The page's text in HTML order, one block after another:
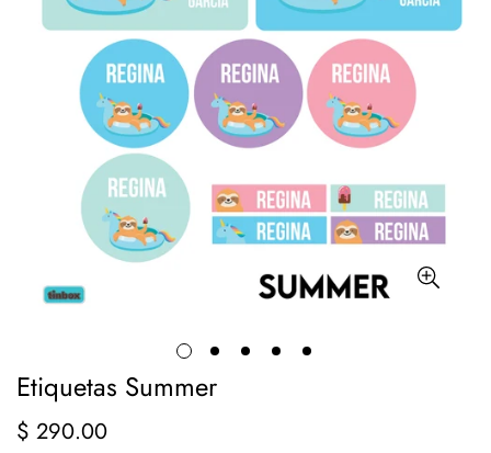
Etiquetas Summer
Precio
$ 290.00